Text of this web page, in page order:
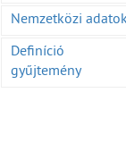
Nemzetközi
Definíció
gyűjtemény